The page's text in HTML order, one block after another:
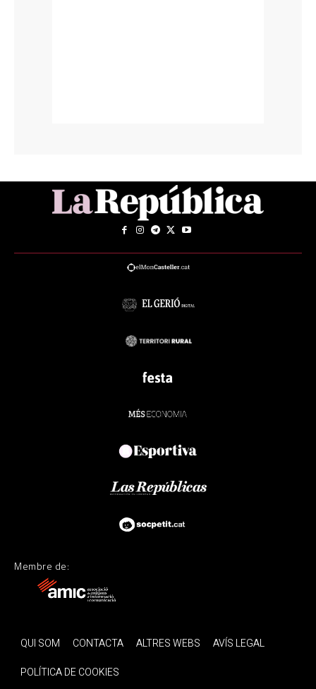
Membre de:
QUI SOM CONTACTA ALTRES WEBS
AVÍS LEGAL
POLÍTICA DE COOKIES